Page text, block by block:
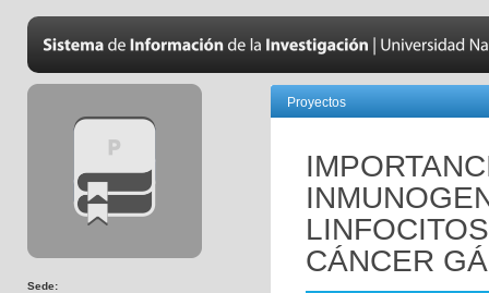
Sede:
Proyectos
CÁNCER